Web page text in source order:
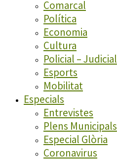
Comarcal
Política
Economia
Cultura
Policial – Judicial
Esports
Mobilitat
Especials
Entrevistes
Plens Municipals
Especial Glòria
Coronavirus